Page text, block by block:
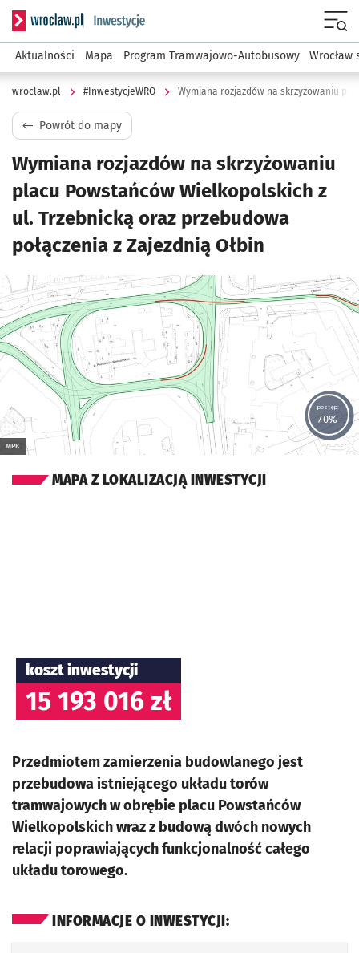
Serwis informacyjny wroclaw.pl podserwis:
Aktualności Mapa Program Tramwajowo-Autobusowy Wrocław
wroclaw.pl #InwestycjeWRO
Powrót do mapy
Wymiana rozjazdów na skrzyżowaniu
placu Powstańców Wielkopolskich z
ul. Trzebnicką oraz przebudowa
połączenia z Zajezdnią Ołbin
Kliknij, aby powiększyć
MPK
postęp:
70%
MAPA Z LOKALIZACJĄ INWESTYCJI
koszt inwestycji
15 193 016 zł
Przedmiotem zamierzenia budowlanego jest
przebudowa istniejącego układu torów
tramwajowych w obrębie placu Powstańców
Wielkopolskich wraz z budową dwóch nowych
relacji poprawiających funkcjonalność całego
układu torowego.
INFORMACJE O INWESTYCJI: